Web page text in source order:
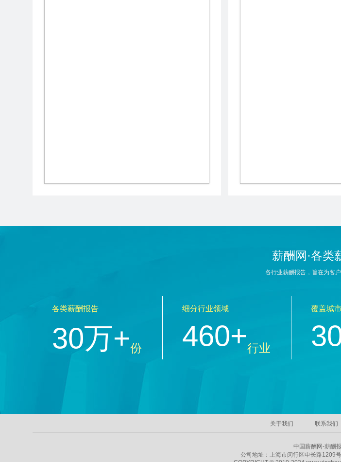
薪酬网·各类
各行业薪酬报告，旨在为客
各类薪酬报告
30万+份
细分行业领域
460+行业
覆盖城
关于我们 联系我们
中国薪酬网-薪酬
公司地址：上海市闵行区申长路1209